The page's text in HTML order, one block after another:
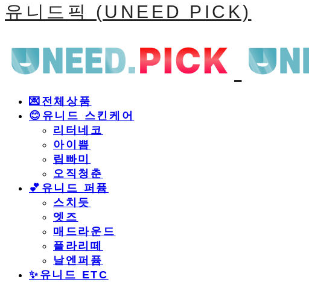
유니드픽 (UNEED PICK)
💌전체상품
😊유니드 스킨케어
리터네코
아이쁨
립빠미
오직청춘
💕유니드 퍼퓸
스치듯
엣즈
매드라운드
플라리떼
날엔퍼퓸
​✨유니드 ETC